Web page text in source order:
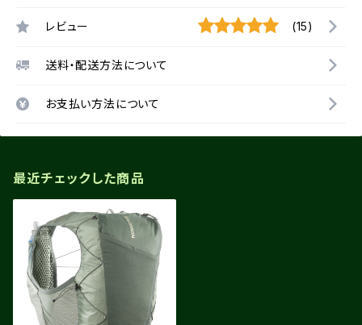
レビュー (15)
送料・配送方法について
お支払い方法について
最近チェックした商品